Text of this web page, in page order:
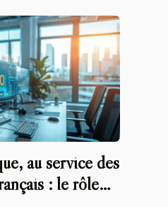
au service des
: le rôle